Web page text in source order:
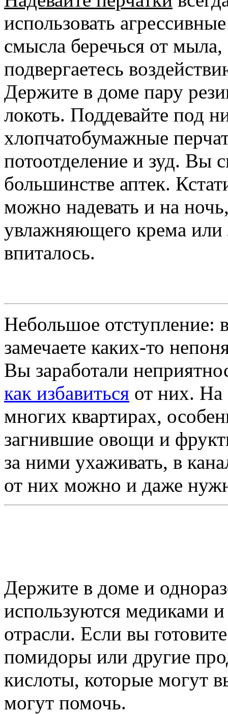
использовать
смысла беречься от
подвергаетесь
Держите в доме пару
локоть. Поддевайте под
хлопчатобумажные
потоотделение и зуд. Вы
большинстве аптек.
можно надевать и на
увлажняющего крема или
впиталось.
Небольшое отступление:
замечаете каких-то
Вы заработали
как избавиться от них. На
многих квартирах,
загнившие овощи и
за ними ухаживать, в
от них можно и даже
Держите в доме и
используются медиками
отрасли. Если вы
помидоры или другие
кислоты, которые могут
могут помочь.